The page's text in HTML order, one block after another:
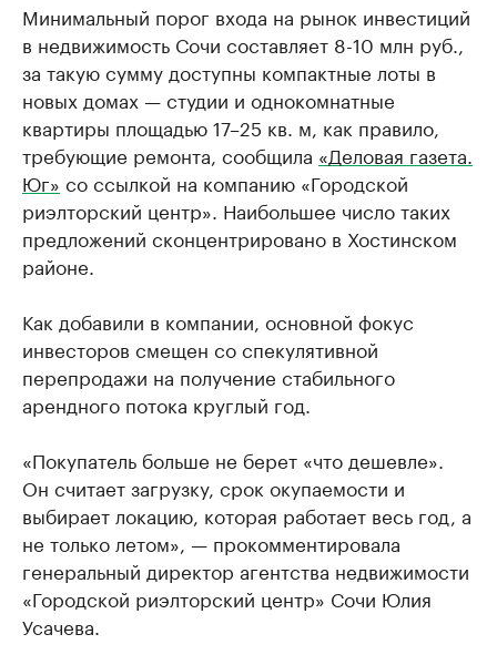
Минимальный порог входа на рынок инвестиций
в недвижимость Сочи составляет 8-10 млн руб.,
за такую сумму доступны компактные лоты в
новых домах — студии и однокомнатные
квартиры площадью 17–25 кв. м, как правило,
требующие ремонта, сообщила «Деловая газета.
Юг» со ссылкой на компанию «Городской
риэлторский центр». Наибольшее число таких
предложений сконцентрировано в Хостинском
районе.
Как добавили в компании, основной фокус
инвесторов смещен со спекулятивной
перепродажи на получение стабильного
арендного потока круглый год.
«Покупатель больше не берет «что дешевле».
Он считает загрузку, срок окупаемости и
выбирает локацию, которая работает весь год, а
не только летом», — прокомментировала
генеральный директор агентства недвижимости
«Городской риэлторский центр» Сочи Юлия
Усачева.